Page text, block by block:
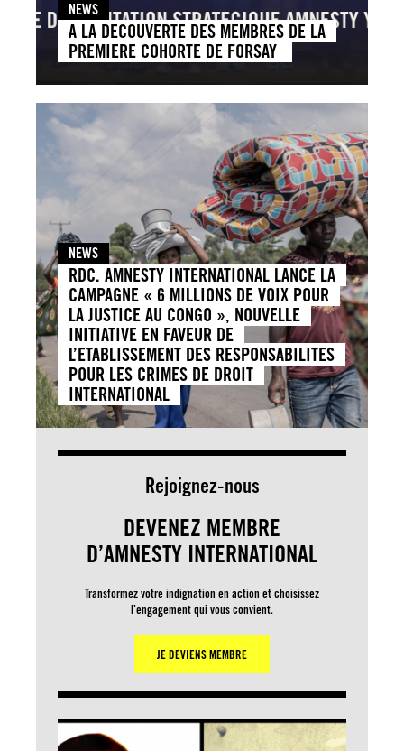
NEWS
A LA DECOUVERTE DES MEMBRES DE LA
PREMIERE COHORTE DE FORSAY
NEWS
RDC. AMNESTY INTERNATIONAL LANCE LA
CAMPAGNE « 6 MILLIONS DE VOIX POUR
LA JUSTICE AU CONGO », NOUVELLE
INITIATIVE EN FAVEUR DE
L’ETABLISSEMENT DES RESPONSABILITES
POUR LES CRIMES DE DROIT
INTERNATIONAL
Rejoignez-nous
DEVENEZ MEMBRE
D’AMNESTY INTERNATIONAL
Transformez votre indignation en action et choisissez
l’engagement qui vous convient.
JE DEVIENS MEMBRE